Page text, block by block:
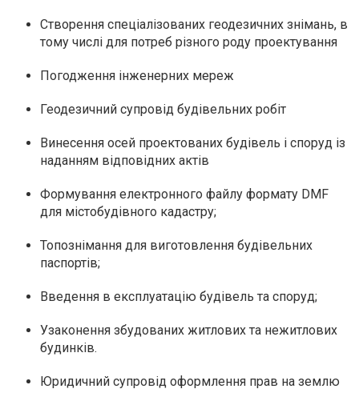
Створення спеціалізованих геодезичних знімань, в
тому числі для потреб різного роду проектування
Погодження інженерних мереж
Геодезичний супровід будівельних робіт
Винесення осей проектованих будівель і споруд із
наданням відповідних актів
Формування електронного файлу формату DMF
для містобудівного кадастру;
Топознімання для виготовлення будівельних
паспортів;
Введення в експлуатацію будівель та споруд;
Узаконення збудованих житлових та нежитлових
будинків.
Юридичний супровід оформлення прав на землю